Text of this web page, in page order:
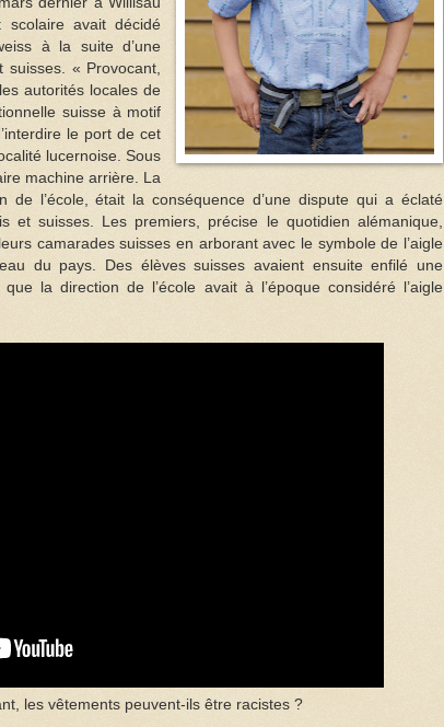
scolaire avait décidé
à la suite d’une
suisses. « Provocant,
autorités locales de
suisse à motif
le port de cet
lucernoise. Sous
machine arrière. La
de l’école, était la conséquence d’une dispute qui a éclaté
et suisses. Les premiers, précise le quotidien alémanique,
camarades suisses en arborant avec le symbole de l’aigle
du pays. Des élèves suisses avaient ensuite enfilé une
la direction de l’école avait à l’époque considéré l’aigle
les vêtements peuvent-ils être racistes ?